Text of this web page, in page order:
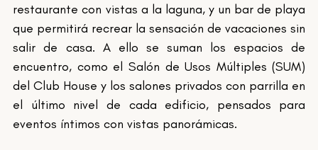
restaurante con vistas a la laguna, y un bar de playa
que permitirá recrear la sensación de vacaciones sin
salir de casa. A ello se suman los espacios de
encuentro, como el Salón de Usos Múltiples (SUM)
del Club House y los salones privados con parrilla en
el último nivel de cada edificio, pensados para
eventos íntimos con vistas panorámicas.